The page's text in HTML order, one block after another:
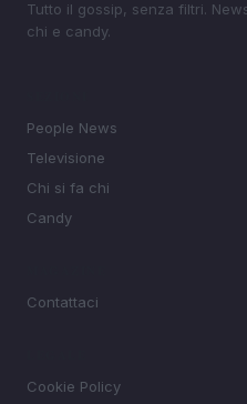
Tutto il gossip, senza filtri.
chi e candy.
People News
Televisione
Chi si fa chi
Candy
Contattaci
Cookie Policy